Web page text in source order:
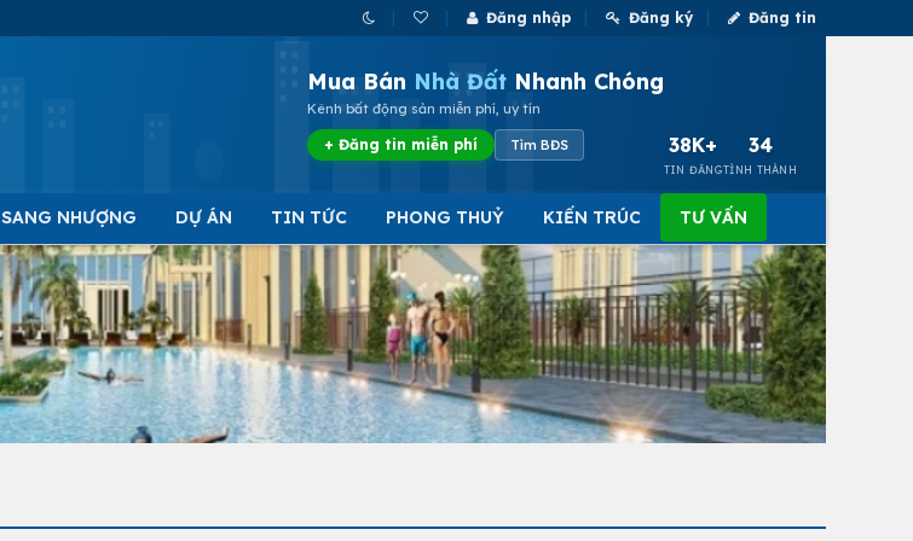
Đăng nhập Đăng ký Đăng tin
Mua Bán Nhà Đất Nhanh Chóng
Kênh bất động sản miễn phí, uy tín
+ Đăng tin miễn phí Tìm BĐS 38K+
TIN ĐĂNG
34
TỈNH THÀNH
SANG NHƯỢNG DỰ ÁN TIN TỨC PHONG THUỶ KIẾN TRÚC TƯ VẤN